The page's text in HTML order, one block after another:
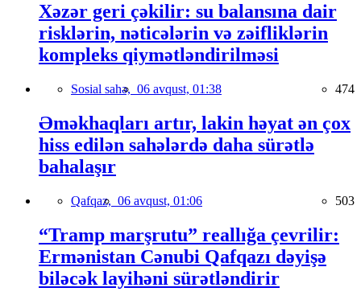
Xəzər geri çəkilir: su balansına dair
risklərin, nəticələrin və zəifliklərin
kompleks qiymətləndirilməsi
Sosial sahə, 06 avqust, 01:38 474
Əməkhaqları artır, lakin həyat ən çox
hiss edilən sahələrdə daha sürətlə
bahalaşır
Qafqaz, 06 avqust, 01:06 503
“Tramp marşrutu” reallığa çevrilir:
Ermənistan Cənubi Qafqazı dəyişə
biləcək layihəni sürətləndirir